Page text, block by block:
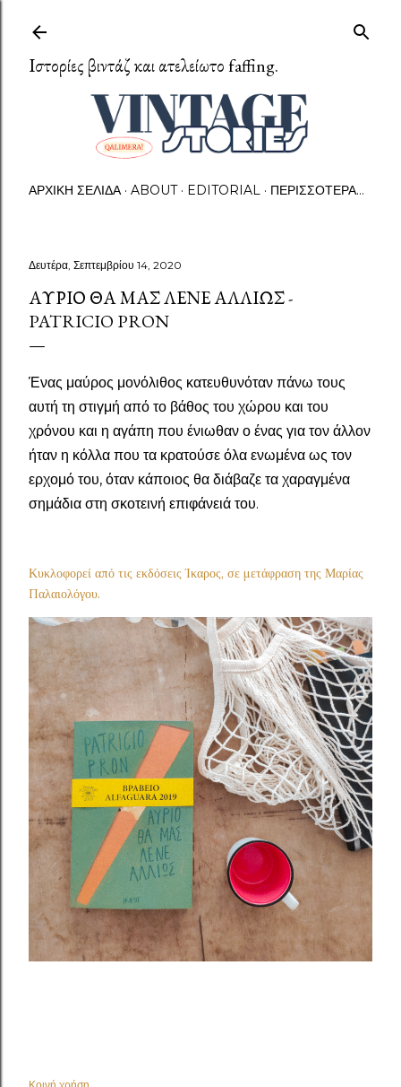
Ιστορίες βιντάζ και ατελείωτο faffing.
ΑΡΧΙΚΉ ΣΕΛΊΔΑ ABOUT EDITORIAL ΠΕΡΙΣΣΌΤΕΡΑ…
Δευτέρα, Σεπτεμβρίου 14, 2020
ΑΎΡΙΟ ΘΑ ΜΑΣ ΛΈΝΕ ΑΛΛΙΏΣ -
PATRICIO PRON
Ένας μαύρος μονόλιθος κατευθυνόταν πάνω τους
αυτή τη στιγμή από το βάθος του χώρου και του
χρόνου και η αγάπη που ένιωθαν ο ένας για τον άλλον
ήταν η κόλλα που τα κρατούσε όλα ενωμένα ως τον
ερχομό του, όταν κάποιος θα διάβαζε τα χαραγμένα
σημάδια στη σκοτεινή επιφάνειά του.
Κυκλοφορεί από τις εκδόσεις Ίκαρος, σε μετάφραση της Μαρίας
Παλαιολόγου.